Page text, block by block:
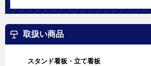
取扱い商品
スタンド看板・立て看板